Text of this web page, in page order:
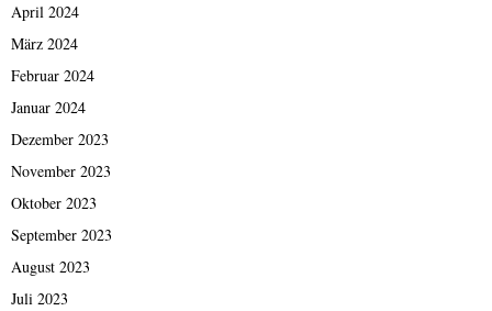
April 2024
März 2024
Februar 2024
Januar 2024
Dezember 2023
November 2023
Oktober 2023
September 2023
August 2023
Juli 2023